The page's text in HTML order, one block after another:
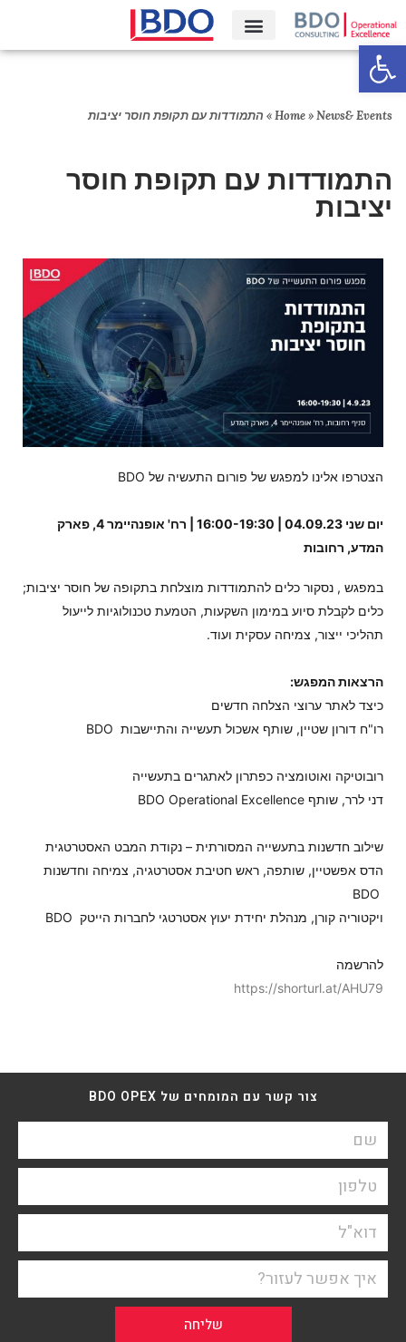
פתח סרגל נגישות
Home»News& Events
» התמודדות עם תקופת חוסר יציבות
התמודדות עם תקופת חוסר
יציבות
הצטרפו אלינו למפגש של פורום התעשיה של BDO
יום שני 04.09.23 | 16:00-19:30 | רח' אופנהיימר 4, פארק
המדע, רחובות
במפגש , נסקור כלים להתמודדות מוצלחת בתקופה של חוסר יציבות;
כלים לקבלת סיוע במימון השקעות, הטמעת טכנולוגיות לייעול
תהליכי ייצור, צמיחה עסקית ועוד.
הרצאות המפגש:
כיצד לאתר ערוצי הצלחה חדשים
רו"ח דורון שטיין, שותף אשכול תעשייה והתיישבות BDO
רובוטיקה ואוטומציה כפתרון לאתגרים בתעשייה
דני לרר, שותף BDO Operational Excellence
שילוב חדשנות בתעשייה המסורתית – נקודת המבט האסטרטגית
הדס אפשטיין, שותפה, ראש חטיבת אסטרטגיה, צמיחה וחדשנות
ויקטוריה קורן, מנהלת יחידת יעוץ אסטרטגי לחברות הייטק BDO
להרשמה
https://shorturl.at/AHU79
צור קשר עם המומחים של BDO OPEX
שליחה